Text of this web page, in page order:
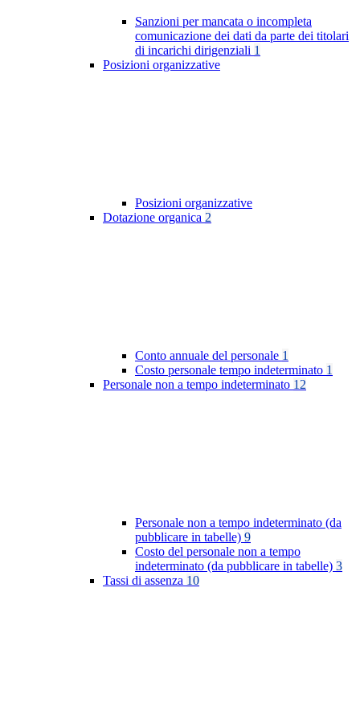
Sanzioni per mancata o incompleta
comunicazione dei dati da parte dei titolari
di incarichi dirigenziali 1
Posizioni organizzative
Posizioni organizzative
Dotazione organica 2
Conto annuale del personale 1
Costo personale tempo indeterminato 1
Personale non a tempo indeterminato 12
Personale non a tempo indeterminato (da
pubblicare in tabelle) 9
Costo del personale non a tempo
indeterminato (da pubblicare in tabelle) 3
Tassi di assenza 10